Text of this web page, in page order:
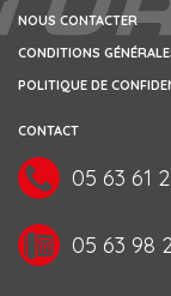
NOUS CONTACTER
CONDITIONS
POLITIQUE DE
CONTACT
05 63 61
05 63 98